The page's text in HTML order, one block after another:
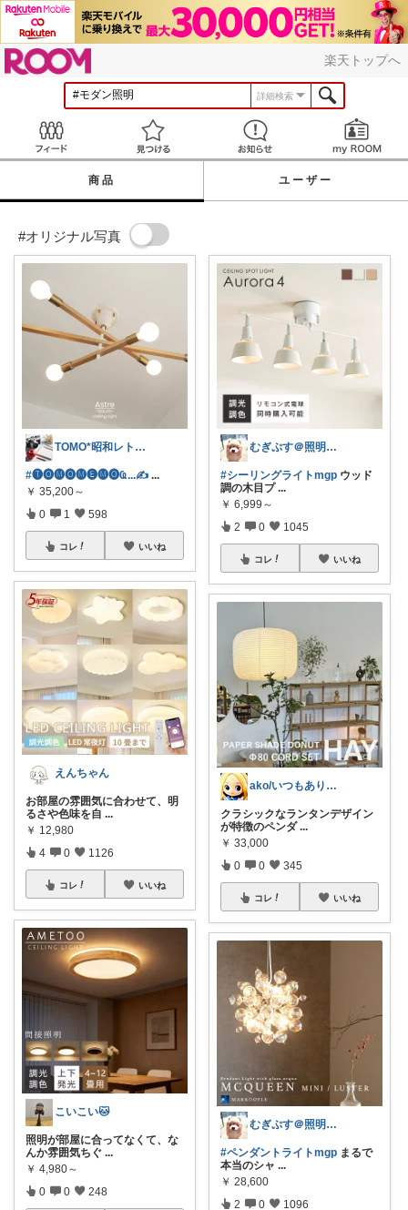
楽天トップへ
詳細検索
見つける お知らせ
商品 ユーザー
#オリジナル写真
TOMO*昭和レトロ 📷🍎
#🅣🅞︎🅜🅞︎🅜🅔︎🅜🅞︎︎︎︎Ҩ...✍ ...
￥ 35,200～
0 1 598
コレ いいね
えんちゃん
お部屋の雰囲気に合わせて、明
るさや色味を自 ...
￥ 12,980
4 0 1126
コレ いいね
こいこい🐱
照明が部屋に合ってなくて、な
んか雰囲気ちぐ ...
￥ 4,980～
0 0 248
むぎぷす＠照明とインテリアと北欧食器
#シーリングライトmgp ウッド
調の木目プ ...
￥ 6,999～
2 0 1045
コレ いいね
ako/いつもありがとう🌈5日感謝
クラシックなランタンデザイン
が特徴のペンダ ...
￥ 33,000
0 0 345
コレ いいね
むぎぷす＠照明とインテリアと北欧食器
#ペンダントライトmgp まるで
本当のシャ ...
￥ 28,600
2 0 1096